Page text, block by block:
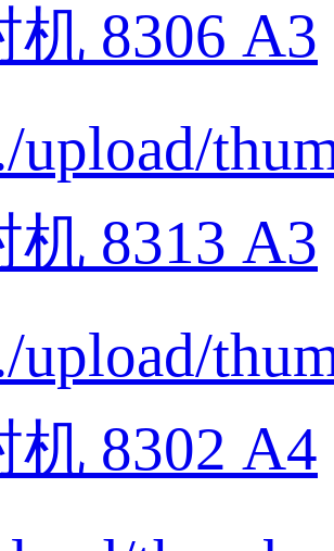
机 8306 A3
机 8313 A3
机 8302 A4